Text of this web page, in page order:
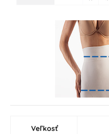
Veľkosť